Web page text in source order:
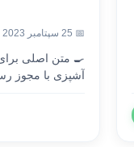
📅 25 سپتامبر 2023
🍳 متن اصلی
آشپزی با مجوز